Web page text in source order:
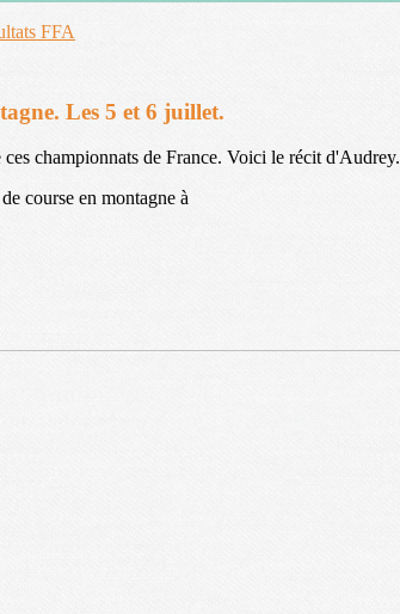
FFA
Les 5 et 6 juillet.
championnats de France. Voici le récit d'Audrey.
course en montagne à